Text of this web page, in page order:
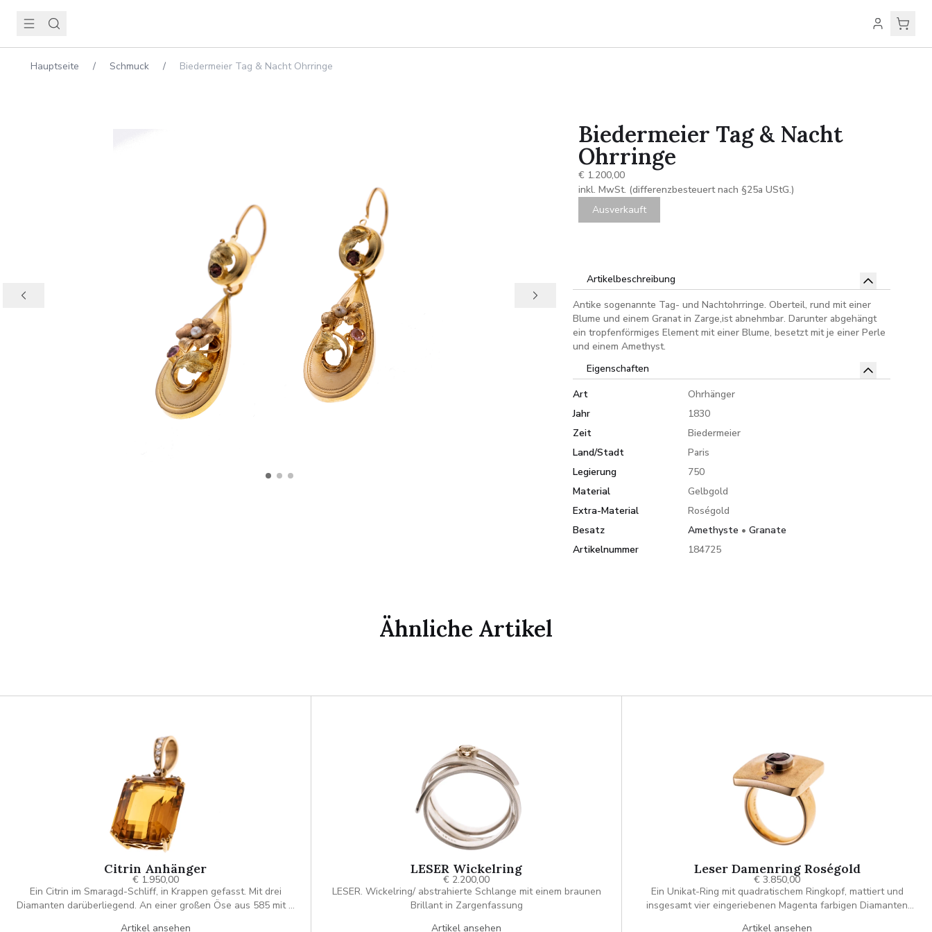
Hauptseite / Schmuck / Biedermeier Tag & Nacht Ohrringe
Biedermeier Tag & Nacht
Ohrringe
€ 1.200,00
inkl. MwSt. (differenzbesteuert nach §25a UStG.)
Ausverkauft
Artikelbeschreibung
Antike sogenannte Tag- und Nachtohrringe. Oberteil, rund mit einer
Blume und einem Granat in Zarge,ist abnehmbar. Darunter abgehängt
ein tropfenförmiges Element mit einer Blume, besetzt mit je einer Perle
und einem Amethyst.
Eigenschaften
Art
Ohrhänger
Jahr
1830
Zeit
Biedermeier
Land/Stadt
Paris
Legierung
750
Material
Gelbgold
Extra-Material
Roségold
Besatz
Amethyste •Granate
Artikelnummer
184725
Ähnliche Artikel
Citrin Anhänger
€ 1.950,00
Ein Citrin im Smaragd-Schliff, in Krappen gefasst. Mit drei
Diamanten darüberliegend. An einer großen Öse aus 585 mit 5
Artikel ansehen
LESER Wickelring
€ 2.200,00
LESER. Wickelring/ abstrahierte Schlange mit einem braunen
Brillant in Zargenfassung
Artikel ansehen
Leser Damenring Roségold
€ 3.850,00
Ein Unikat-Ring mit quadratischem Ringkopf, mattiert und
insgesamt vier eingeriebenen Magenta farbigen Diamanten
Artikel ansehen